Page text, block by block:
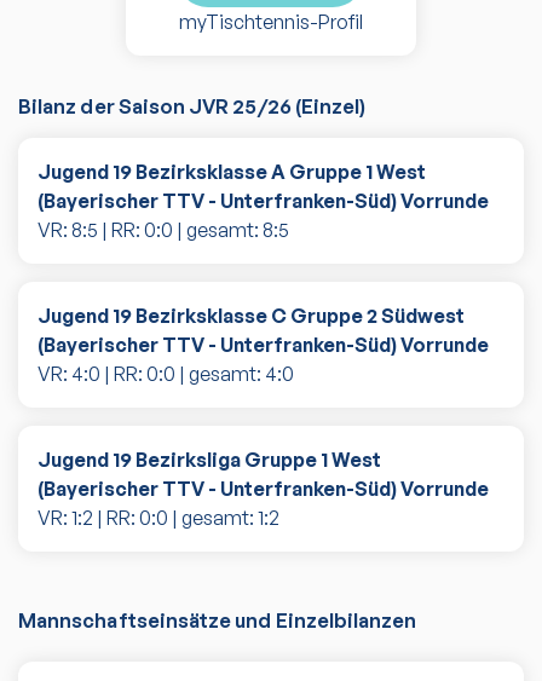
myTischtennis-Profil
Bilanz der Saison JVR 25/26(Einzel)
Jugend 19 Bezirksklasse A Gruppe 1 West
(Bayerischer TTV - Unterfranken-Süd) Vorrunde
VR: 8:5 | RR: 0:0 | gesamt: 8:5
Jugend 19 Bezirksklasse C Gruppe 2 Südwest
(Bayerischer TTV - Unterfranken-Süd) Vorrunde
VR: 4:0 | RR: 0:0 | gesamt: 4:0
Jugend 19 Bezirksliga Gruppe 1 West
(Bayerischer TTV - Unterfranken-Süd) Vorrunde
VR: 1:2 | RR: 0:0 | gesamt: 1:2
Mannschaftseinsätze und Einzelbilanzen